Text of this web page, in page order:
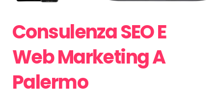
Consulenza SEO E
Web Marketing A
Palermo